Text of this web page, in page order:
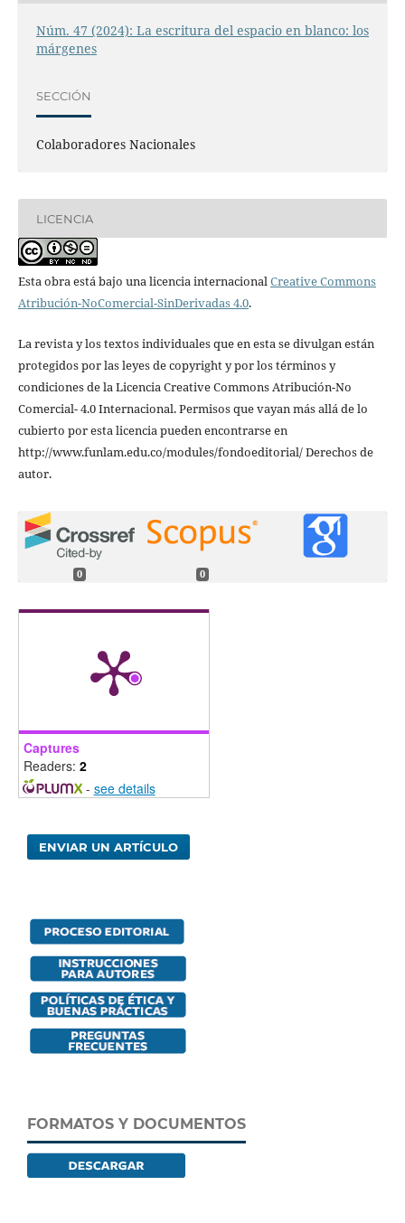
Núm. 47 (2024): La escritura del espacio en blanco: los
márgenes
SECCIÓN
Colaboradores Nacionales
LICENCIA
Esta obra está bajo una licencia internacionalCreative Commons
Atribución-NoComercial-SinDerivadas 4.0.
La revista y los textos individuales que en esta se divulgan están
protegidos por las leyes de copyright y por los términos y
condiciones de la Licencia Creative Commons Atribución-No
Comercial- 4.0 Internacional. Permisos que vayan más allá de lo
cubierto por esta licencia pueden encontrarse en
http://www.funlam.edu.co/modules/fondoeditorial/ Derechos de
autor.
0 0
Captures
Readers: 2
- see details
ENVIAR UN ARTÍCULO
FORMATOS Y DOCUMENTOS